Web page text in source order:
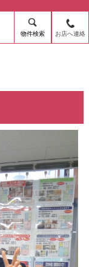
物件検索 お店へ連絡